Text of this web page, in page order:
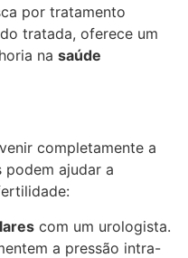
por tratamento
tratada, oferece um
na saúde
completamente a
podem ajudar a
com um urologista.
a pressão intra-